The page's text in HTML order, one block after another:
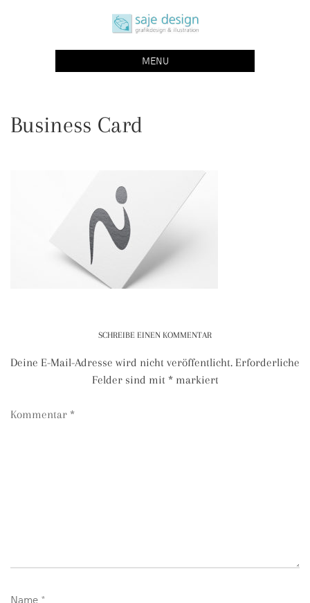
saje design bonn
grafikdesign | buchgestaltung | illustration
MENU
Business Card
SCHREIBE EINEN KOMMENTAR
Deine E-Mail-Adresse wird nicht veröffentlicht. Erforderliche
Felder sind mit *markiert
Kommentar *